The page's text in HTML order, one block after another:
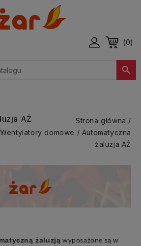
(0)

AŻ
Strona główna
Wentylatory domowe
Automatyczna
żaluzja AŻ
żaluzją wyposażone są w